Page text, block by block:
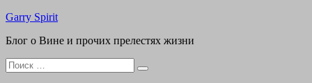
Перейти
содержимому
Garry Spirit
Блог о Вине и прочих прелестях жизни
Поиск
для: